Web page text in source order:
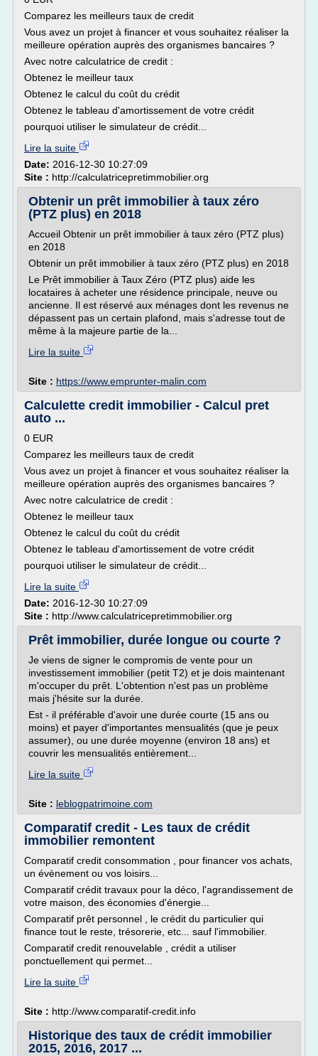
Comparez les meilleurs taux de credit
Vous avez un projet à financer et vous souhaitez réaliser la
meilleure opération auprès des organismes bancaires ?
Avec notre calculatrice de credit :
Obtenez le meilleur taux
Obtenez le calcul du coût du crédit
Obtenez le tableau d'amortissement de votre crédit
pourquoi utiliser le simulateur de crédit...
Lire la suite
Date: 2016-12-30 10:27:09
Site : http://calculatricepretimmobilier.org
Obtenir un prêt immobilier à taux zéro
(PTZ plus) en 2018
Accueil Obtenir un prêt immobilier à taux zéro (PTZ plus)
en 2018
Obtenir un prêt immobilier à taux zéro (PTZ plus) en 2018
Le Prêt immobilier à Taux Zéro (PTZ plus) aide les
locataires à acheter une résidence principale, neuve ou
ancienne. Il est réservé aux ménages dont les revenus ne
dépassent pas un certain plafond, mais s'adresse tout de
même à la majeure partie de la...
Lire la suite
Site : https://www.emprunter-malin.com
Calculette credit immobilier - Calcul pret
auto ...
0 EUR
Comparez les meilleurs taux de credit
Vous avez un projet à financer et vous souhaitez réaliser la
meilleure opération auprès des organismes bancaires ?
Avec notre calculatrice de credit :
Obtenez le meilleur taux
Obtenez le calcul du coût du crédit
Obtenez le tableau d'amortissement de votre crédit
pourquoi utiliser le simulateur de crédit...
Lire la suite
Date: 2016-12-30 10:27:09
Site : http://www.calculatricepretimmobilier.org
Prêt immobilier, durée longue ou courte ?
Je viens de signer le compromis de vente pour un
investissement immobilier (petit T2) et je dois maintenant
m'occuper du prêt. L'obtention n'est pas un problème
mais j'hésite sur la durée.
Est - il préférable d'avoir une durée courte (15 ans ou
moins) et payer d'importantes mensualités (que je peux
assumer), ou une durée moyenne (environ 18 ans) et
couvrir les mensualités entièrement...
Lire la suite
Site : leblogpatrimoine.com
Comparatif credit - Les taux de crédit
immobilier remontent
Comparatif credit consommation , pour financer vos achats,
un évènement ou vos loisirs...
Comparatif crédit travaux pour la déco, l'agrandissement de
votre maison, des économies d'énergie...
Comparatif prêt personnel , le crédit du particulier qui
finance tout le reste, trésorerie, etc... sauf l'immobilier.
Comparatif credit renouvelable , crédit a utiliser
ponctuellement qui permet...
Lire la suite
Site : http://www.comparatif-credit.info
Historique des taux de crédit immobilier
2015, 2016, 2017 ...